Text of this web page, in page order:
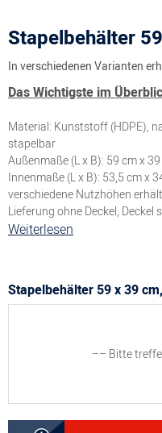
Stapelbehälter
In verschiedenen Varianten
Das Wichtigste im
Material: Kunststoff (HDPE),
stapelbar
Außenmaße (L x B): 59 cm x
Innenmaße (L x B): 53,5 cm x
verschiedene Nutzhöhen
Lieferung ohne Deckel, Deckel
Weiterlesen
Stapelbehälter 59 x 39
–– Bitte